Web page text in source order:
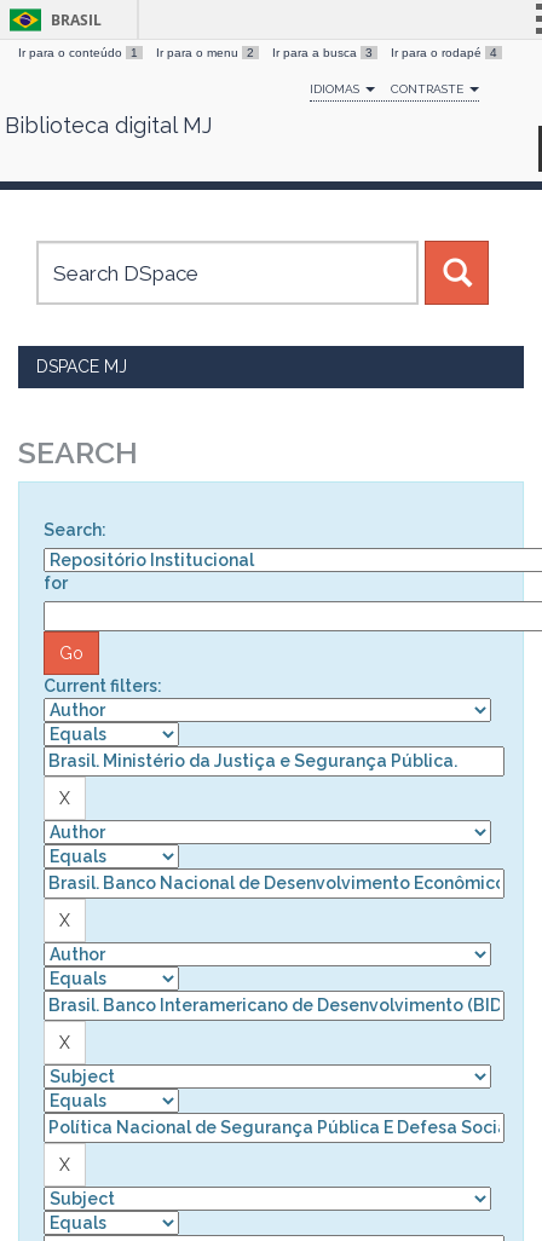
Skip
BRASIL
Simplifique!
Comunica BR
Canais
Ir para o conteúdo 1 Ir para o menu 2 Ir para a busca 3 Ir para o rodapé 4
IDIOMAS CONTRASTE
Biblioteca digital MJ
DSPACE MJ
SEARCH
Search:
for
Current filters: